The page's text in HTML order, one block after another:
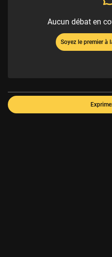
Aucun débat en
Soyez le premier à